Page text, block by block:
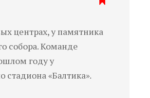
центрах, у памятника
собора. Команде
году у
«Балтика».